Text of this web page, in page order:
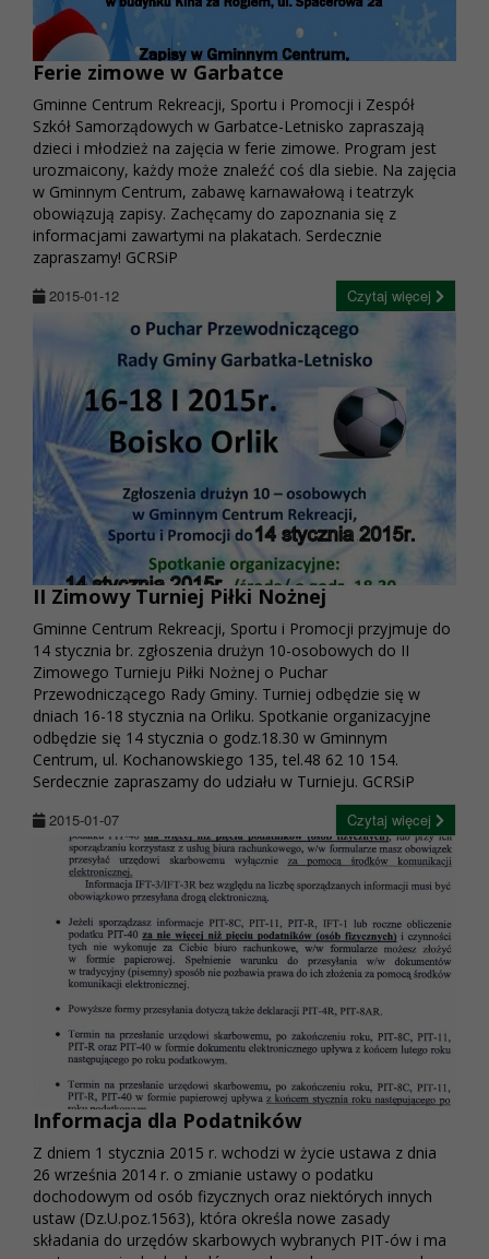
Ferie zimowe w Garbatce
Gminne Centrum Rekreacji, Sportu i Promocji i Zespół
Szkół Samorządowych w Garbatce-Letnisko zapraszają
dzieci i młodzież na zajęcia w ferie zimowe. Program jest
urozmaicony, każdy może znaleźć coś dla siebie. Na zajęcia
w Gminnym Centrum, zabawę karnawałową i teatrzyk
obowiązują zapisy. Zachęcamy do zapoznania się z
informacjami zawartymi na plakatach. Serdecznie
zapraszamy! GCRSiP
2015-01-12
Czytaj więcej
II Zimowy Turniej Piłki Nożnej
Gminne Centrum Rekreacji, Sportu i Promocji przyjmuje do
14 stycznia br. zgłoszenia drużyn 10-osobowych do II
Zimowego Turnieju Piłki Nożnej o Puchar
Przewodniczącego Rady Gminy. Turniej odbędzie się w
dniach 16-18 stycznia na Orliku. Spotkanie organizacyjne
odbędzie się 14 stycznia o godz.18.30 w Gminnym
Centrum, ul. Kochanowskiego 135, tel.48 62 10 154.
Serdecznie zapraszamy do udziału w Turnieju. GCRSiP
2015-01-07
Czytaj więcej
Informacja dla Podatników
Z dniem 1 stycznia 2015 r. wchodzi w życie ustawa z dnia
26 września 2014 r. o zmianie ustawy o podatku
dochodowym od osób fizycznych oraz niektórych innych
ustaw (Dz.U.poz.1563), która określa nowe zasady
składania do urzędów skarbowych wybranych PIT-ów i ma